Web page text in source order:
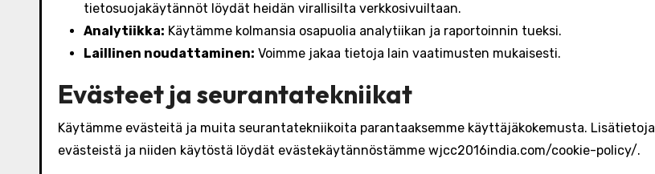
tietosuojakäytännöt löydät heidän virallisilta verkkosivuiltaan.
Analytiikka: Käytämme kolmansia osapuolia analytiikan ja raportoinnin tueksi.
Laillinen noudattaminen: Voimme jakaa tietoja lain vaatimusten mukaisesti.
Evästeet ja seurantatekniikat
Käytämme evästeitä ja muita seurantatekniikoita parantaaksemme käyttäjäkokemusta. Lisätietoja
evästeistä ja niiden käytöstä löydät evästekäytännöstämme wjcc2016india.com/cookie-policy/.